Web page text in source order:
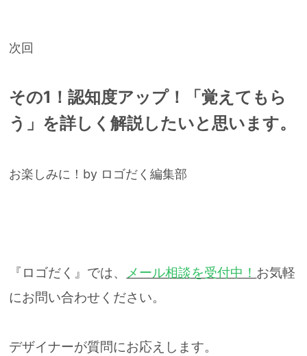
次回
その1！認知度アップ！「覚えてもら
う」を詳しく解説したいと思います。
お楽しみに！by ロゴだく編集部
『ロゴだく』では、 メール相談を受付中！ お気軽
にお問い合わせください。
デザイナーが質問にお応えします。